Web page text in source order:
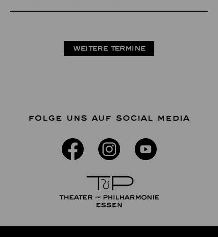
WEITERE TERMINE
FOLGE UNS AUF SOCIAL MEDIA